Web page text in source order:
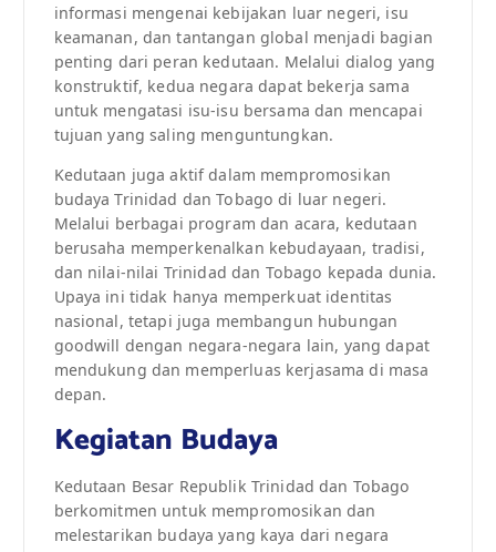
informasi mengenai kebijakan luar negeri, isu
keamanan, dan tantangan global menjadi bagian
penting dari peran kedutaan. Melalui dialog yang
konstruktif, kedua negara dapat bekerja sama
untuk mengatasi isu-isu bersama dan mencapai
tujuan yang saling menguntungkan.
Kedutaan juga aktif dalam mempromosikan
budaya Trinidad dan Tobago di luar negeri.
Melalui berbagai program dan acara, kedutaan
berusaha memperkenalkan kebudayaan, tradisi,
dan nilai-nilai Trinidad dan Tobago kepada dunia.
Upaya ini tidak hanya memperkuat identitas
nasional, tetapi juga membangun hubungan
goodwill dengan negara-negara lain, yang dapat
mendukung dan memperluas kerjasama di masa
depan.
Kegiatan Budaya
Kedutaan Besar Republik Trinidad dan Tobago
berkomitmen untuk mempromosikan dan
melestarikan budaya yang kaya dari negara